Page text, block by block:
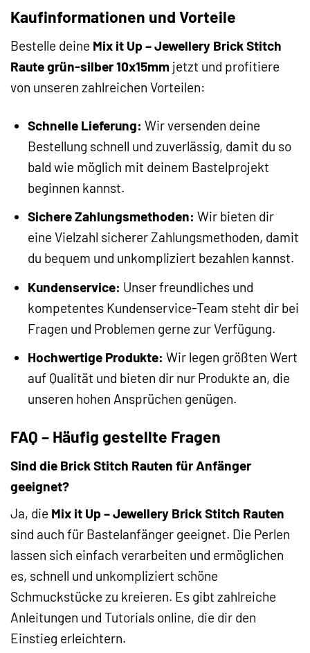
Kaufinformationen und Vorteile
Bestelle deine Mix it Up – Jewellery Brick Stitch
Raute grün-silber 10x15mm jetzt und profitiere
von unseren zahlreichen Vorteilen:
Schnelle Lieferung: Wir versenden deine
Bestellung schnell und zuverlässig, damit du so
bald wie möglich mit deinem Bastelprojekt
beginnen kannst.
Sichere Zahlungsmethoden: Wir bieten dir
eine Vielzahl sicherer Zahlungsmethoden, damit
du bequem und unkompliziert bezahlen kannst.
Kundenservice: Unser freundliches und
kompetentes Kundenservice-Team steht dir bei
Fragen und Problemen gerne zur Verfügung.
Hochwertige Produkte: Wir legen größten Wert
auf Qualität und bieten dir nur Produkte an, die
unseren hohen Ansprüchen genügen.
FAQ – Häufig gestellte Fragen
Sind die Brick Stitch Rauten für Anfänger
geeignet?
Ja, die Mix it Up – Jewellery Brick Stitch Rauten
sind auch für Bastelanfänger geeignet. Die Perlen
lassen sich einfach verarbeiten und ermöglichen
es, schnell und unkompliziert schöne
Schmuckstücke zu kreieren. Es gibt zahlreiche
Anleitungen und Tutorials online, die dir den
Einstieg erleichtern.